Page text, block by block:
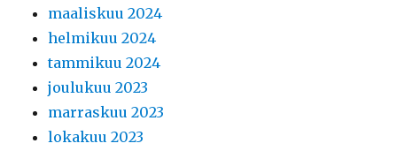
maaliskuu 2024
helmikuu 2024
tammikuu 2024
joulukuu 2023
marraskuu 2023
lokakuu 2023